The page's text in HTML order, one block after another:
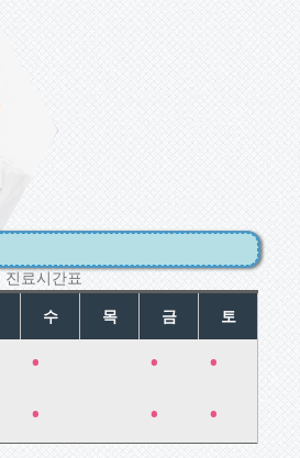
진료시간표
수 목 금 토
• • •
• • •